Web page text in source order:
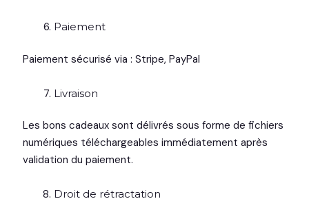
Paiement
Paiement sécurisé via : Stripe, PayPal
Livraison
Les bons cadeaux sont délivrés sous forme de fichiers
numériques téléchargeables immédiatement après
validation du paiement.
Droit de rétractation